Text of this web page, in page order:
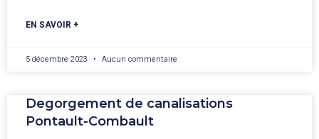
EN SAVOIR +
5 décembre 2023 Aucun commentaire
Degorgement de canalisations
Pontault-Combault